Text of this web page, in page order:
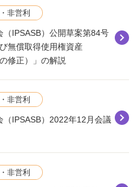
非営利
（IPSASB）公開草案第84号
無償取得使用権資産
修正）」の解説
非営利
（IPSASB）2022年12月会議
非営利